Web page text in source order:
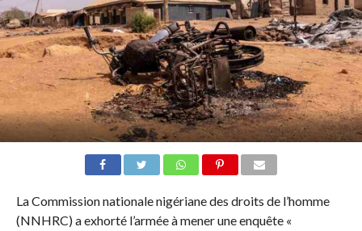
La Commission nationale nigériane des droits de l’homme
(NNHRC) a exhorté l’armée à mener une enquête «